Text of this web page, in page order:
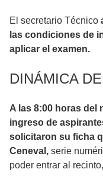
El secretario Técnico
las condiciones de
aplicar el examen.
DINÁMICA
A las 8:00 horas del
ingreso de
solicitaron su ficha
Ceneval, serie
poder entrar al